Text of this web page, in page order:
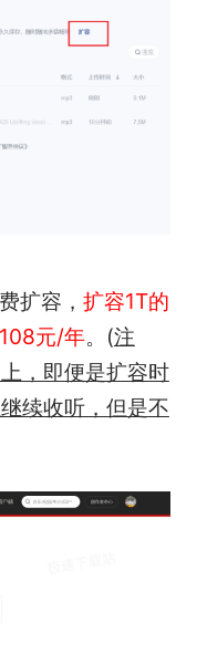
扩容， 扩容1T的
元/年。(注
，即便是扩容时
续收听，但是不